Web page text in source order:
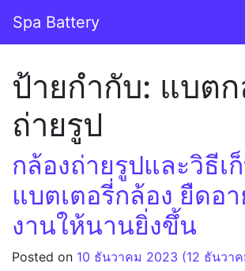
Main Navigation
Spa Battery
ป้ายกำกับ: แบตก
ถ่ายรูป
กล้องถ่ายรูปและวิธีเ
แบตเตอรี่กล้อง ยืดอ
งานให้นานยิ่งขึ้น
Posted on 10 ธันวาคม 2023 (12 ธันวา